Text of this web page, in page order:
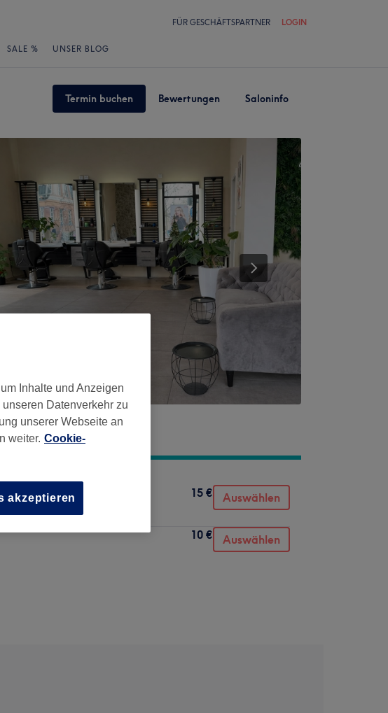
FÜR GESCHÄFTSPARTNER LOGIN
SALE % UNSER BLOG
Termin buchen Bewertungen Saloninfo
15 € Auswählen
10 € Auswählen
Inhalte und Anzeigen
Datenverkehr zu
unserer Webseite an
weiter. Cookie-
akzeptieren